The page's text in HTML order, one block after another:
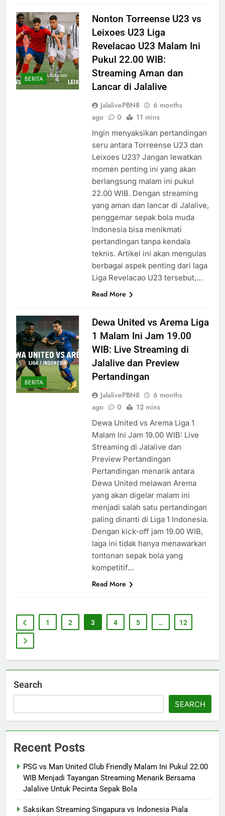
BERITA
Nonton Torreense U23 vs
Leixoes U23 Liga
Revelacao U23 Malam Ini
Pukul 22.00 WIB:
Streaming Aman dan
Lancar di Jalalive
JalalivePBN8
6 months
ago
0 11 mins
Ingin menyaksikan pertandingan
seru antara Torreense U23 dan
Leixoes U23? Jangan lewatkan
momen penting ini yang akan
berlangsung malam ini pukul
22.00 WIB. Dengan streaming
yang aman dan lancar di Jalalive,
penggemar sepak bola muda
Indonesia bisa menikmati
pertandingan tanpa kendala
teknis. Artikel ini akan mengulas
berbagai aspek penting dari laga
Liga Revelacao U23 tersebut,…
Read More
BERITA
Dewa United vs Arema Liga
1 Malam Ini Jam 19.00
WIB: Live Streaming di
Jalalive dan Preview
Pertandingan
JalalivePBN8
6 months
ago
0 12 mins
Dewa United vs Arema Liga 1
Malam Ini Jam 19.00 WIB: Live
Streaming di Jalalive dan
Preview Pertandingan
Pertandingan menarik antara
Dewa United melawan Arema
yang akan digelar malam ini
menjadi salah satu pertandingan
paling dinanti di Liga 1 Indonesia.
Dengan kick-off jam 19.00 WIB,
laga ini tidak hanya menawarkan
tontonan sepak bola yang
kompetitif…
Read More
1 2 3 4 5 … 12
Search
SEARCH
Recent Posts
PSG vs Man United Club Friendly Malam Ini Pukul 22.00
WIB Menjadi Tayangan Streaming Menarik Bersama
Jalalive Untuk Pecinta Sepak Bola
Saksikan Streaming Singapura vs Indonesia Piala